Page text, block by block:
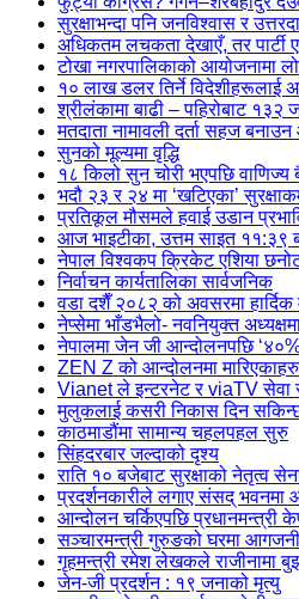
सुरक्षाभन्दा पनि जनविश्वास र
अधिकतम लचकता देखाएँ, तर पार्टी
टोखा नगरपालिकाको आयोजनामा
१० लाख डलर तिर्ने विदेशीहरूलाई
श्रीलंकामा बाढी – पहिरोबाट १३२
मतदाता नामावली दर्ता सहज
सुनको मूल्यमा वृद्धि
१८ किलो सुन चोरी भएपछि वाणिज्य
भदौ २३ र २४ मा ‘खटिएका’
प्रतिकूल मौसमले हवाई उडान
आज भाइटीका, उत्तम साइत ११:३९
नेपाल विश्वकप क्रिकेट एशिया
निर्वाचन कार्यतालिका सार्वजनिक
वडा दशैँ २०८२ को अवसरमा
नेप्सेमा भाँडभैलो- नवनियुक्त
नेपालमा जेन जी आन्दोलनपछि
ZEN Z को आन्दोलनमा
Vianet ले इन्टरनेट र viaTV सेवा
मुलुकलाई कसरी निकास दिन सकिन्छ
काठमाडौंमा सामान्य चहलपहल सुरु
सिंहदरबार जल्दाको दृश्य
राति १० बजेबाट सुरक्षाको नेतृत्व
प्रदर्शनकारीले लगाए संसद् भवनमा
आन्दोलन चर्किएपछि प्रधानमन्त्री
सञ्चारमन्त्री गुरुङको घरमा आगजनी
गृहमन्त्री रमेश लेखकले राजीनामा
जेन-जी प्रदर्शन : १९ जनाको मृत्यु